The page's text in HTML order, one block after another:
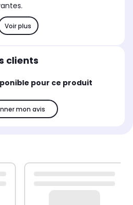
Voir plus
clients
pour ce produit
mon avis